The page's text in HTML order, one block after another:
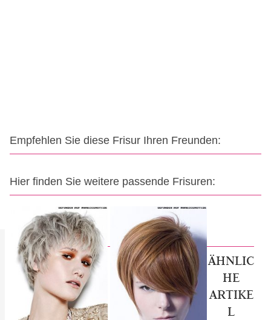
Empfehlen Sie diese Frisur Ihren Freunden:
Hier finden Sie weitere passende Frisuren:
ÄHNLIC
HE
ARTIKE
L